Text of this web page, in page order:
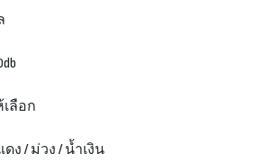
เลือก
ดง / ม่วง / น้ำเงิน